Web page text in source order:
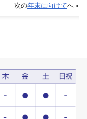
次の年末に向けてへ »